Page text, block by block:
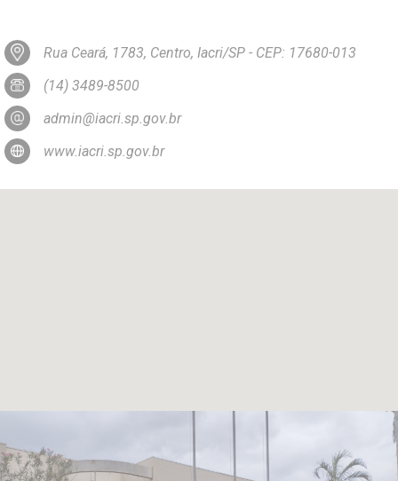
Rua Ceará, 1783, Centro, Iacri/SP - CEP: 17680-013
(14) 3489-8500
admin@iacri.sp.gov.br
www.iacri.sp.gov.br